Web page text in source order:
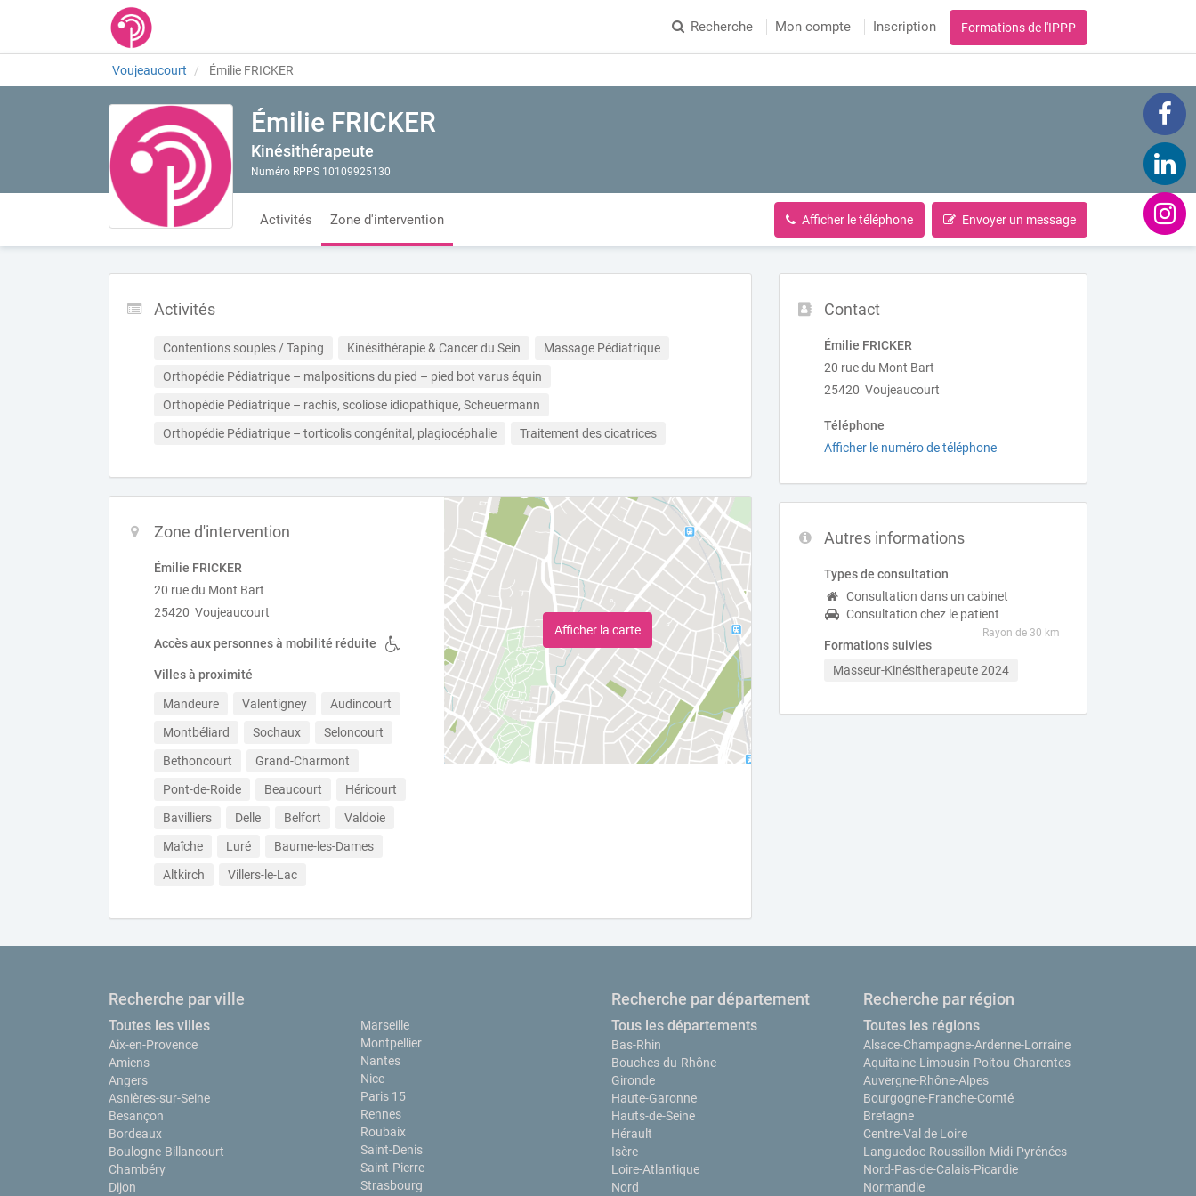
Recherche Mon compte Inscription Formations de l'IPPP
Voujeaucourt Émilie FRICKER
Émilie FRICKER
Kinésithérapeute
Numéro RPPS 10109925130
Activités Zone d'intervention Afficher le téléphone Envoyer un message
Contact
Émilie FRICKER
20 rue du Mont Bart
25420 Voujeaucourt
Téléphone
Afficher le numéro de téléphone
Autres informations
Types de consultation
Consultation dans un cabinet
Consultation chez le patient
Rayon de 30 km
Formations suivies
Masseur-Kinésitherapeute 2024
Activités
Contentions souples / Taping Kinésithérapie & Cancer du Sein
Massage Pédiatrique
Orthopédie Pédiatrique – malpositions du pied – pied bot varus équin
Orthopédie Pédiatrique – rachis, scoliose idiopathique, Scheuermann
Orthopédie Pédiatrique – torticolis congénital, plagiocéphalie
Traitement des cicatrices
Zone d'intervention
Émilie FRICKER
20 rue du Mont Bart
25420 Voujeaucourt
Accès aux personnes à mobilité réduite
Villes à proximité
Mandeure Valentigney
Audincourt
Montbéliard
Sochaux
Seloncourt
Bethoncourt
Grand-Charmont
Pont-de-Roide
Beaucourt
Héricourt
Bavilliers
Delle Belfort
Valdoie
Maîche
Luré
Baume-les-Dames
Altkirch
Villers-le-Lac
Afficher la carte
Recherche par ville
Toutes les villes
Aix-en-Provence
Amiens
Angers
Asnières-sur-Seine
Besançon
Bordeaux
Boulogne-Billancourt
Chambéry
Dijon
Marseille
Montpellier
Nantes
Nice
Paris 15
Rennes
Roubaix
Saint-Denis
Saint-Pierre
Strasbourg
Recherche par département
Tous les départements
Bas-Rhin
Bouches-du-Rhône
Gironde
Haute-Garonne
Hauts-de-Seine
Hérault
Isère
Loire-Atlantique
Nord
Recherche par région
Toutes les régions
Alsace-Champagne-Ardenne-Lorraine
Aquitaine-Limousin-Poitou-Charentes
Auvergne-Rhône-Alpes
Bourgogne-Franche-Comté
Bretagne
Centre-Val de Loire
Languedoc-Roussillon-Midi-Pyrénées
Nord-Pas-de-Calais-Picardie
Normandie